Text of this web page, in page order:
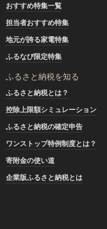
おすすめ特集一覧
担当者おすすめ特集
地元が誇る家電特集
ふるなび限定特集
ふるさと納税を知る
ふるさと納税とは？
控除上限額シミュレーション
ふるさと納税の確定申告
ワンストップ特例制度とは？
寄附金の使い道
企業版ふるさと納税とは